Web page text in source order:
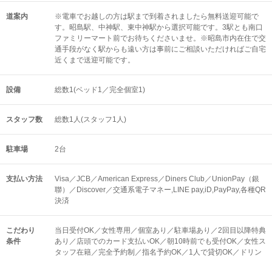
道案内
※電車でお越しの方は駅まで到着されましたら無料送迎可能で
す。昭島駅、中神駅、東中神駅から選択可能です。3駅とも南口
ファミリーマート前でお待ちくださいませ。※昭島市内在住で交
通手段がなく駅からも遠い方は事前にご相談いただければご自宅
近くまで送迎可能です。
設備 総数1(ベッド1／完全個室1)
スタッフ数 総数1人(スタッフ1人)
駐車場 2台
支払い方法
Visa／JCB／American Express／Diners Club／UnionPay（銀
聯）／Discover／交通系電子マネー,LINE pay,iD,PayPay,各種QR
決済
こだわり
条件
当日受付OK／女性専用／個室あり／駐車場あり／2回目以降特典
あり／店頭でのカード支払いOK／朝10時前でも受付OK／女性ス
タッフ在籍／完全予約制／指名予約OK／1人で貸切OK／ドリン